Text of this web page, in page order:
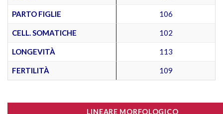
PARTO FIGLIE 106
CELL. SOMATICHE 102
LONGEVITÀ 113
FERTILITÀ 109
LINEARE MORFOLOGICO